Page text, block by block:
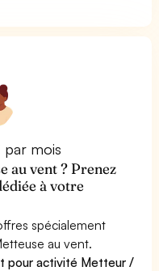
mois
au vent ? Prenez
à votre
spécialement
au vent.
pour activité Metteur /